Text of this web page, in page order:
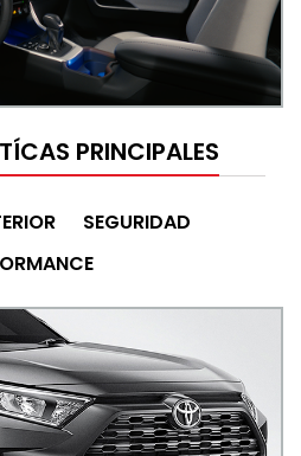
PRINCIPALES
SEGURIDAD